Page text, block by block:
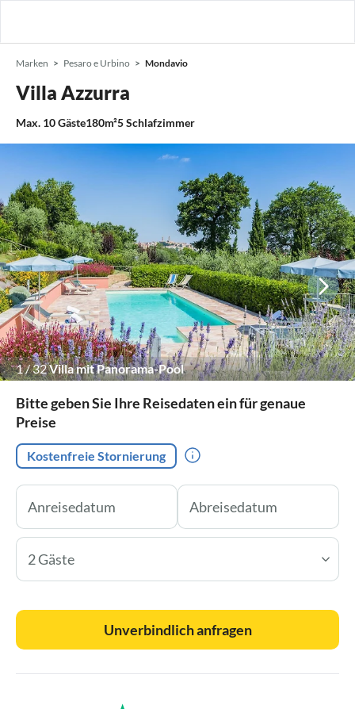
Marken Pesaro e Urbino Mondavio
Villa Azzurra
Max. 10Gäste180m²5Schlafzimmer
1/32Villa mit Panorama-Pool
Bitte geben Sie Ihre Reisedaten ein für genaue
Preise
Kostenfreie Stornierung
2 Gäste
Unverbindlich anfragen